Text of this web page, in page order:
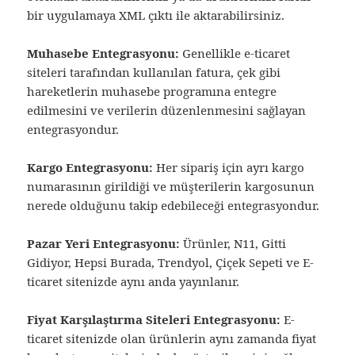
bir uygulamaya XML çıktı ile aktarabilirsiniz.
Muhasebe Entegrasyonu: Genellikle e-ticaret
siteleri tarafından kullanılan fatura, çek gibi
hareketlerin muhasebe programına entegre
edilmesini ve verilerin düzenlenmesini sağlayan
entegrasyondur.
Kargo Entegrasyonu:Her sipariş için ayrı kargo
numarasının girildiği ve müşterilerin kargosunun
nerede olduğunu takip edebileceği entegrasyondur.
Pazar Yeri Entegrasyonu: Ürünler, N11, Gitti
Gidiyor, Hepsi Burada, Trendyol, Çiçek Sepeti ve E-
ticaret sitenizde aynı anda yayınlanır.
Fiyat Karşılaştırma Siteleri Entegrasyonu:E-
ticaret sitenizde olan ürünlerin aynı zamanda fiyat